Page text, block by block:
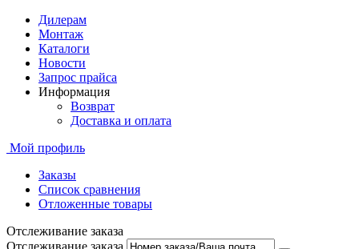
Дилерам
Монтаж
Каталоги
Новости
Запрос прайса
Информация
Возврат
Доставка и оплата
Мой профиль
Заказы
Список сравнения
Отложенные товары
Отслеживание заказа
Отслеживание заказа